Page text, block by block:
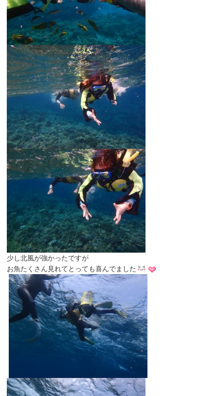
少し北風が強かったですが
お魚たくさん見れてとっても喜んでました